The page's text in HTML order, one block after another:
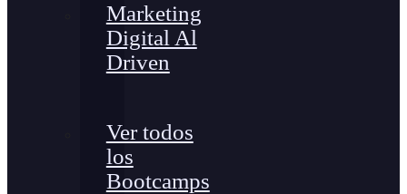
Marketing
Digital Al
Driven
Ver todos
los
Bootcamps